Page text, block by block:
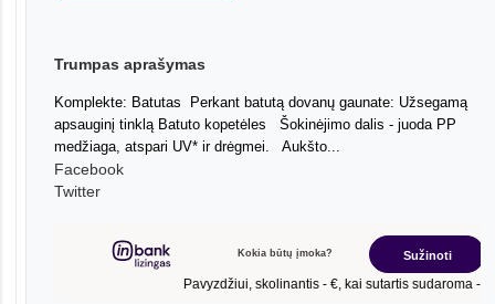
Trumpas aprašymas
Komplekte: Batutas Perkant batutą dovanų gaunate: Užsegamą
apsauginį tinklą Batuto kopetėles Šokinėjimo dalis - juoda PP
medžiaga, atspari UV* ir drėgmei. Aukšto...
Facebook
Twitter